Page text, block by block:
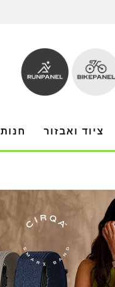
ציוד ואבזור חנות